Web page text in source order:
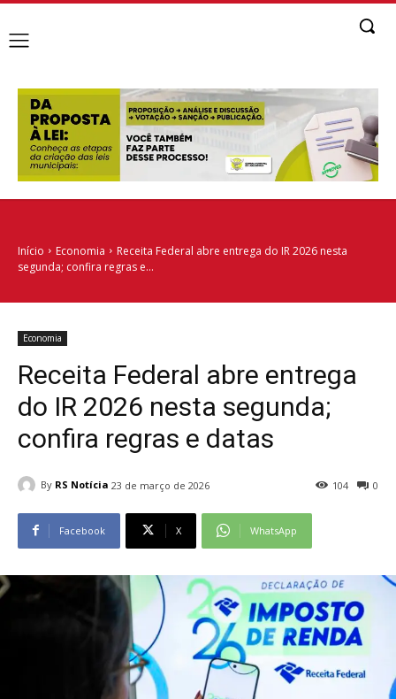
Início Economia
Receita Federal abre entrega do IR 2026 nesta
segunda; confira regras e...
Economia
Receita Federal abre entrega
do IR 2026 nesta segunda;
confira regras e datas
By RS Notícia 23 de março de 2026 0
104
Facebook X WhatsApp